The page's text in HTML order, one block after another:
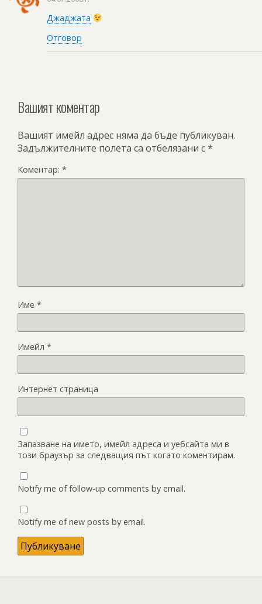
Джаджата
Отговор
Вашият коментар
Вашият имейл адрес няма да бъде публикуван.
Задължителните полета са отбелязани с*
Коментар: *
Име *
Имейл *
Интернет страница
Запазване на името, имейл адреса и уебсайта ми в
този браузър за следващия път когато коментирам.
Notify me of follow-up comments by email.
Notify me of new posts by email.